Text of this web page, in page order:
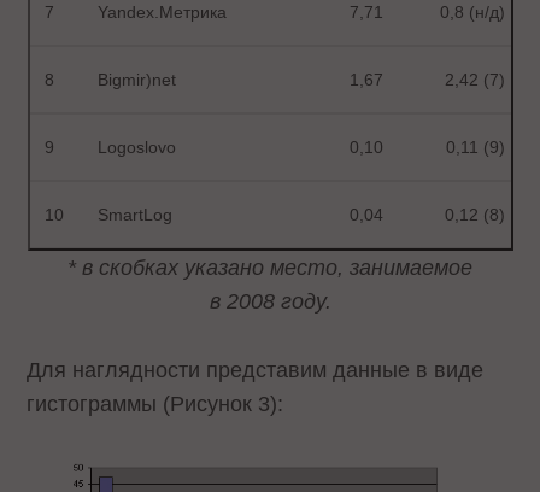
7 Yandex.Метрика 7,71 0,8 (н/д)
8 Bigmir)net 1,67 2,42 (7)
9 Logoslovo 0,10 0,11 (9)
10 SmartLog 0,04 0,12 (8)
* в скобках указано место, занимаемое
в 2008 году.
Для наглядности представим данные в виде
гистограммы (Рисунок 3):